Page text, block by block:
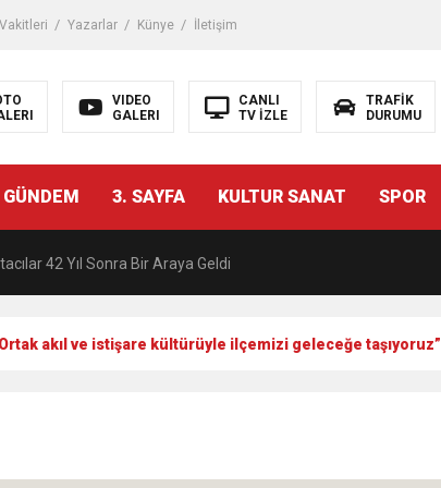
Yazarlar Künye İletişim
VIDEO
GALERI
CANLI
TV İZLE
TRAFİK
DURUMU
3. SAYFA KULTUR SANAT SPOR
Tanıdığı İsim: Abdulrezak Kaldan Torbalı Yolunda
42 Yıl Sonra Bir Araya Geldi
akıl ve istişare kültürüyle ilçemizi geleceğe taşıyoruz”